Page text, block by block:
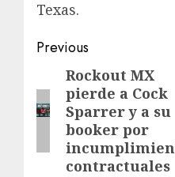
Texas.
Previous
Rockout MX
pierde a Cock
Sparrer y a su
booker por
contractuales